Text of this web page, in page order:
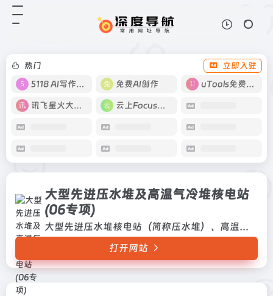
热门
立即入驻
5118 AI写作工具
免费AI创作 uTools免费工具箱
讯飞星火大模型 云上Focus接码
大型先进压水堆及高温气冷堆核电站
(06专项)
大型先进压水堆核电站（简称压水堆）、高温气冷堆核电站（简称高温堆）、大型商用乏燃料后处理厂科研（简称后处理厂科研）三个分项
打开网站
大型先进压水堆及高温气冷堆核电站(06专项)
堆）、高温气冷堆核电站（简称高温
堆）、大型商用乏燃料后处理厂科研